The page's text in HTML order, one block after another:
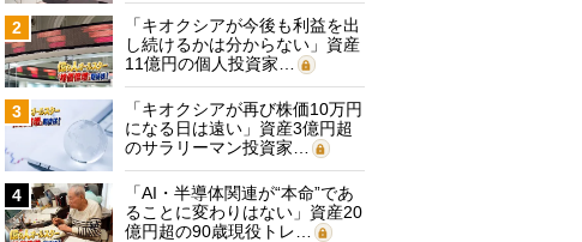
2
「キオクシアが今後も利益を出
し続けるかは分からない」資産
11億円の個人投資家…
3
「キオクシアが再び株価10万円
になる日は遠い」資産3億円超
のサラリーマン投資家…
4
「AI・半導体関連が“本命”であ
ることに変わりはない」資産20
億円超の90歳現役トレ…